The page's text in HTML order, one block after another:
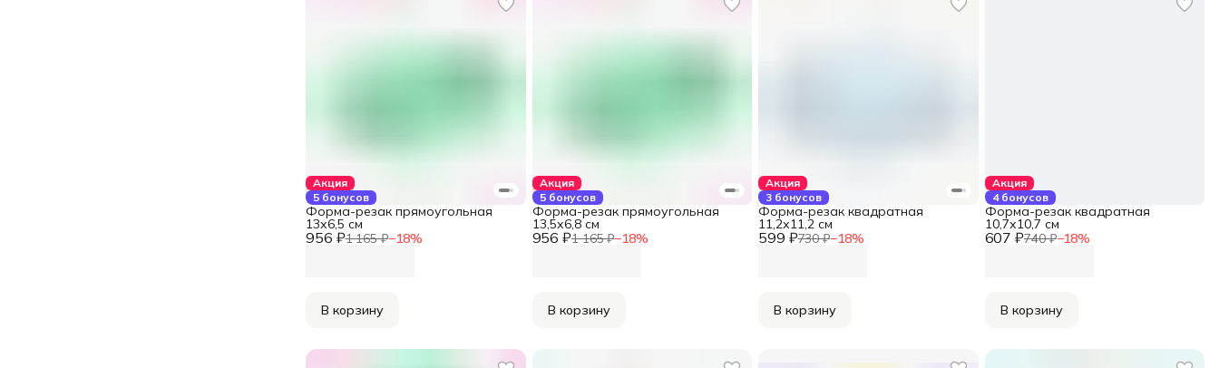
Акция
5 бонусов
956 ₽1 165 ₽−18%
Форма-резак прямоугольная
13х6,5 см
В корзину
Акция
5 бонусов
956 ₽1 165 ₽−18%
Форма-резак прямоугольная
13,5х6,8 см
В корзину
Акция
3 бонусов
599 ₽730 ₽−18%
Форма-резак квадратная
11,2х11,2 см
В корзину
Акция
4 бонусов
607 ₽740 ₽−18%
Форма-резак квадратная
10,7х10,7 см
В корзину